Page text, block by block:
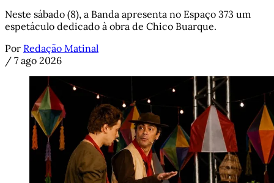
Neste sábado (8), a Banda apresenta no Espaço 373 um
espetáculo dedicado à obra de Chico Buarque.
Por Redação Matinal
/ 7 ago 2026